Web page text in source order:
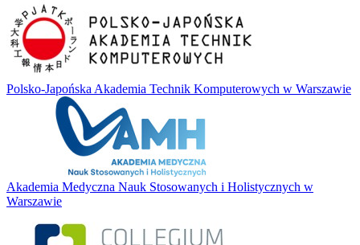
Polsko-Japońska Akademia Technik Komputerowych w Warszawie
Akademia Medyczna Nauk Stosowanych i Holistycznych w
Warszawie